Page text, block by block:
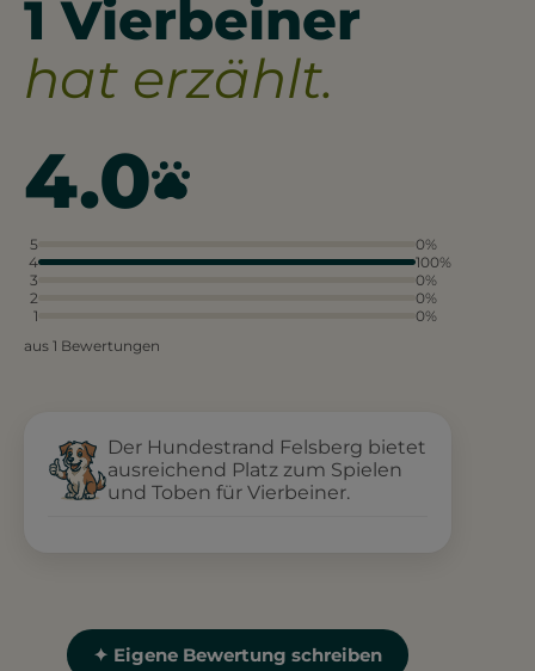
1 Vierbeiner
hat erzählt.
4.0
5
0%
4
100%
3
0%
2
0%
1
0%
aus 1 Bewertungen
Der Hundestrand Felsberg bietet
ausreichend Platz zum Spielen
und Toben für Vierbeiner.
✦ Eigene Bewertung schreiben